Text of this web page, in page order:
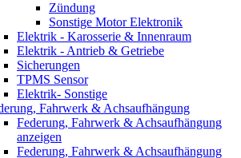
Zündung
Sonstige Motor Elektronik
Elektrik - Karosserie & Innenraum
Elektrik - Antrieb & Getriebe
Sicherungen
TPMS Sensor
Elektrik- Sonstige
Fahrwerk & Achsaufhängung
Federung, Fahrwerk & Achsaufhängung
anzeigen
Federung, Fahrwerk & Achsaufhängung